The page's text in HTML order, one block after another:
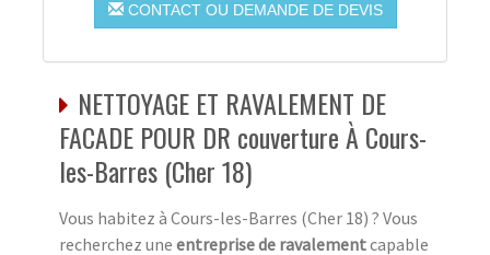
CONTACT OU DEMANDE DE DEVIS
NETTOYAGE ET RAVALEMENT DE
FACADE POUR DR couverture À Cours-
les-Barres (Cher 18)
Vous habitez à Cours-les-Barres (Cher 18) ? Vous
recherchez une entreprise de ravalementcapable